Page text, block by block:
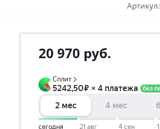
Артикул:
20 970 руб.